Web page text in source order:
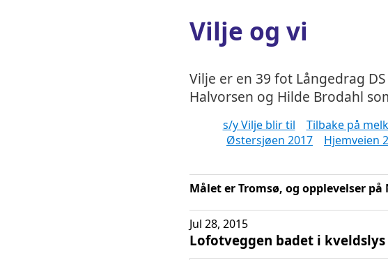
Vilje og vi
Vilje er en 39 fot Långedrag
Halvorsen og Hilde Brodahl
s/y Vilje blir til Tilbake på
Østersjøen 2017
Hjemveien
Målet er Tromsø, og opplevelser på
Jul 28, 2015
Lofotveggen badet i kveldslys